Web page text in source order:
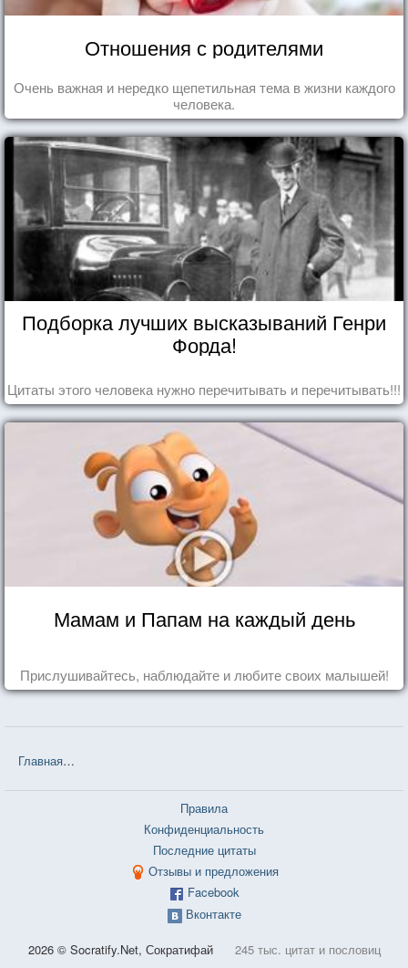
Отношения с родителями
Очень важная и нередко щепетильная тема в жизни каждого
человека.
Подборка лучших высказываний Генри
Форда!
Цитаты этого человека нужно перечитывать и перечитывать!!!
Мамам и Папам на каждый день
Прислушивайтесь, наблюдайте и любите своих малышей!
Главная
Правила
Конфиденциальность
Последние цитаты
Отзывы и предложения
Facebook
Вконтакте
2026 © Socratify.Net, Сократифай 245 тыс. цитат и пословиц